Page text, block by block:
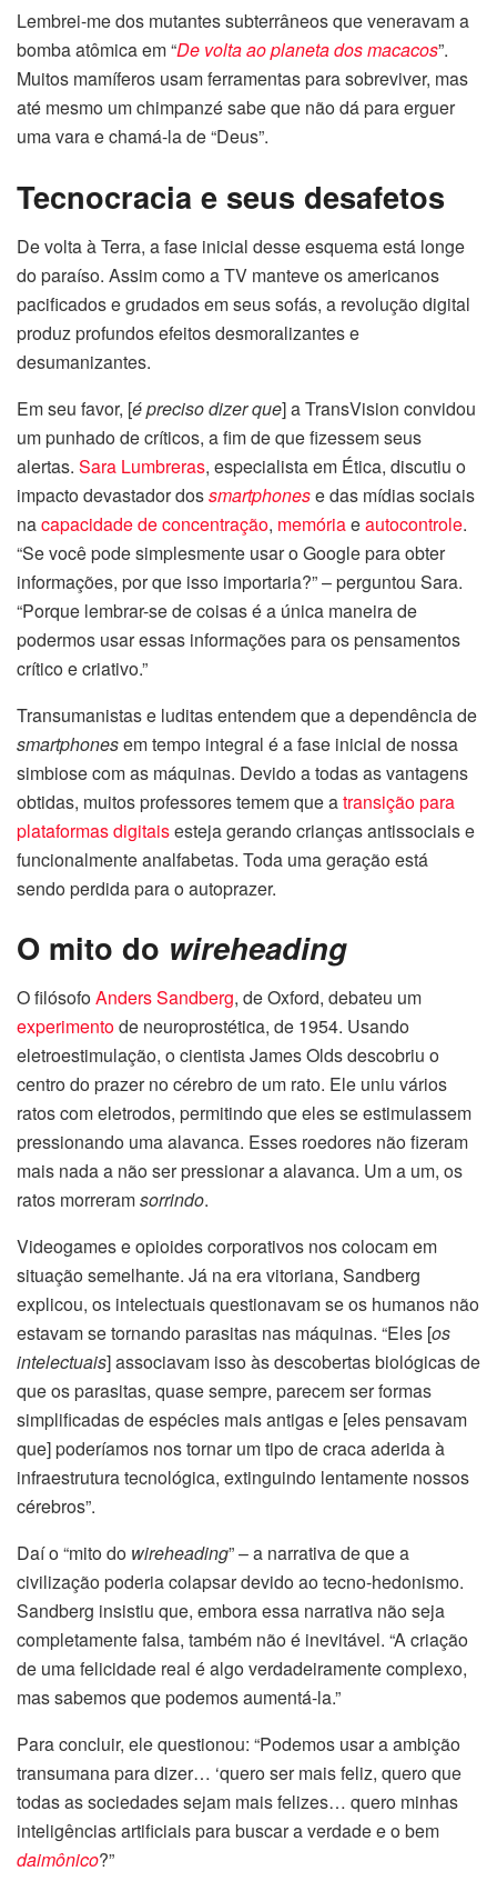
Lembrei-me dos mutantes subterrâneos que veneravam a
bomba atômica em “De volta ao planeta dos macacos”.
Muitos mamíferos usam ferramentas para sobreviver, mas
até mesmo um chimpanzé sabe que não dá para erguer
uma vara e chamá-la de “Deus”.
Tecnocracia e seus desafetos
De volta à Terra, a fase inicial desse esquema está longe
do paraíso. Assim como a TV manteve os americanos
pacificados e grudados em seus sofás, a revolução digital
produz profundos efeitos desmoralizantes e
desumanizantes.
Em seu favor, [é preciso dizer que] a TransVision convidou
um punhado de críticos, a fim de que fizessem seus
alertas. Sara Lumbreras, especialista em Ética, discutiu o
impacto devastador dossmartphonese das mídias sociais
nacapacidade de concentração, memóriaeautocontrole.
“Se você pode simplesmente usar o Google para obter
informações, por que isso importaria?” – perguntou Sara.
“Porque lembrar-se de coisas é a única maneira de
podermos usar essas informações para os pensamentos
crítico e criativo.”
Transumanistas e luditas entendem que a dependência de
smartphonesem tempo integral é a fase inicial de nossa
simbiose com as máquinas. Devido a todas as vantagens
obtidas, muitos professores temem que atransição para
plataformas digitaisesteja gerando crianças antissociais e
funcionalmente analfabetas. Toda uma geração está
sendo perdida para o autoprazer.
O mito do wireheading
O filósofoAnders Sandberg, de Oxford, debateu um
experimentode neuroprostética, de 1954. Usando
eletroestimulação, o cientista James Olds descobriu o
centro do prazer no cérebro de um rato. Ele uniu vários
ratos com eletrodos, permitindo que eles se estimulassem
pressionando uma alavanca. Esses roedores não fizeram
mais nada a não ser pressionar a alavanca. Um a um, os
ratos morreramsorrindo.
Videogames e opioides corporativos nos colocam em
situação semelhante. Já na era vitoriana, Sandberg
explicou, os intelectuais questionavam se os humanos não
estavam se tornando parasitas nas máquinas. “Eles [os
intelectuais] associavam isso às descobertas biológicas de
que os parasitas, quase sempre, parecem ser formas
simplificadas de espécies mais antigas e [eles pensavam
que] poderíamos nos tornar um tipo de craca aderida à
infraestrutura tecnológica, extinguindo lentamente nossos
cérebros”.
Daí o “mito do wireheading” – a narrativa de que a
civilização poderia colapsar devido ao tecno-hedonismo.
Sandberg insistiu que, embora essa narrativa não seja
completamente falsa, também não é inevitável. “A criação
de uma felicidade real é algo verdadeiramente complexo,
mas sabemos que podemos aumentá-la.”
Para concluir, ele questionou: “Podemos usar a ambição
transumana para dizer… ‘quero ser mais feliz, quero que
todas as sociedades sejam mais felizes… quero minhas
inteligências artificiais para buscar a verdade e o bem
daimônico?”